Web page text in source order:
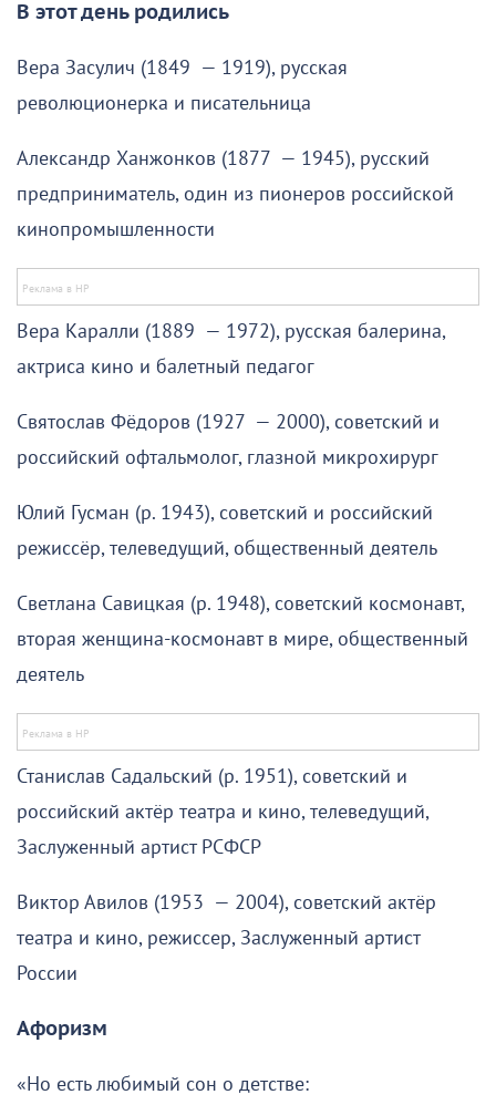
В этот день родились
Вера Засулич (1849 — 1919), русская
революционерка и писательница
Александр Ханжонков (1877 — 1945), русский
предприниматель, один из пионеров российской
кинопромышленности
Вера Каралли (1889 — 1972), русская балерина,
актриса кино и балетный педагог
Святослав Фёдоров (1927 — 2000), советский и
российский офтальмолог, глазной микрохирург
Юлий Гусман (р. 1943), советский и российский
режиссёр, телеведущий, общественный деятель
Светлана Савицкая (р. 1948), советский космонавт,
вторая женщина-космонавт в мире, общественный
деятель
Станислав Садальский (р. 1951), советский и
российский актёр театра и кино, телеведущий,
Заслуженный артист РСФСР
Виктор Авилов (1953 — 2004), советский актёр
театра и кино, режиссер, Заслуженный артист
России
Афоризм
«Но есть любимый сон о детстве: